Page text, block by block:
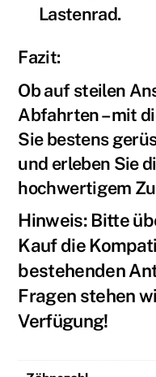
Lastenrad.
Fazit:
Ob auf steilen
Abfahrten – mit
Sie bestens
und erleben Sie
hochwertigem
Hinweis: Bitte
Kauf die
bestehenden
Fragen stehen
Verfügung!